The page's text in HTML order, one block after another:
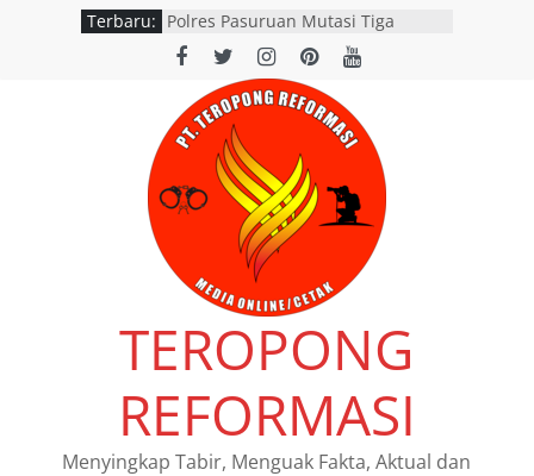
Terbaru: Polres Pasuruan Mutasi Tiga
Penyidik Polsek Beji Demi
Efektivitas dan Kelancaran Proses
Penyidikan
SATLANTAS POLRES NGANJUK
DORONG PERCEPATAN TINDAK
LANJUT HASIL RAPAT FKLL
BERSAMA INSTANSI TERKAIT
Polres Pasuruan Tegaskan
Penanganan Kasus Laka Lantas
2017 Telah Tuntas dan
Berkekuatan Hukum Tetap
Pemerintah Provinsi Jawa Timur
resmi menggelar program
pemutihan dan pembebasan pajak
daerah di seluruh kantor Samsat
wilayah Jatim
Siswi SMAN 1 Kedamean Juara I
Lomba Voice Over HPN 2026 Gresik
TEROPONG
REFORMASI
Menyingkap Tabir, Menguak Fakta, Aktual dan